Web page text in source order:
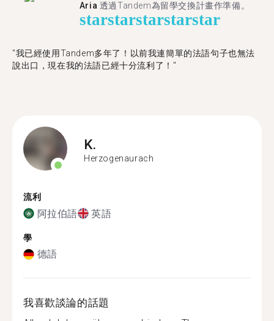
Aria 透過Tandem為留學交換計畫作準備。
starstarstarstarstar
"我已經使用Tandem多年了！以前我連簡單的法語句子也無法
說出口，現在我的法語已經十分流利了！"
K.
Herzogenaurach
流利
阿拉伯語 英語
學
德語
我喜歡談論的話題